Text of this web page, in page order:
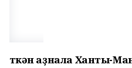
Үткән аҙнала Ханты-